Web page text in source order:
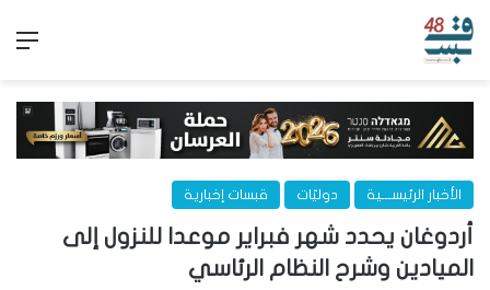
الأخبار الرئيســـية دوليّات قبسات إخبارية
أردوغان يحدد شهر فبراير موعدا للنزول إلى
الميادين وشرح النظام الرئاسي